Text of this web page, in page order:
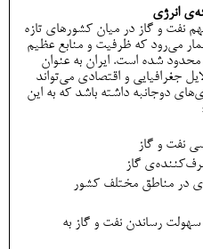
انرژی
نفت و گاز در میان کشورهای تازه
می‌رود که ظرفیت و منابع عظیم
شده است. ایران به عنوان
جغرافیایی و اقتصادی می‌تواند
دوجانبه داشته باشد که به این
نفت و گاز
گاز
در مناطق مختلف کشور
رساندن نفت و گاز به